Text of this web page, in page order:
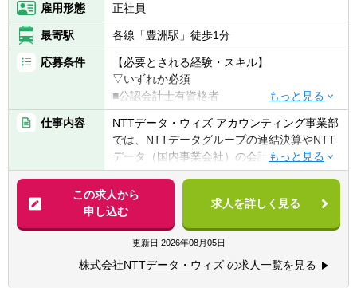
2018年度からIFRSを導入しています。NTT
データグループは上場廃止となったものの、
NTTグループにおけるその経営上の位置づ
け、業績開示の重要性は増加しており、特に
決算業務においては、専門的な知見を十分に
活かせる環境があります。
【組織】
アカウンティング事業部 第三サービス部
決算担当 約50名
アカウンティング事業部 第四サービス部
会計制度担当 約15名
※アカウンティング事業部全体所属員数 約
180名
※事業部全体で公認会計士有資格者が4名（米
国公認会計士資格1名）です
雇用形態 正社員
最寄駅 各線「豊洲駅」徒歩1分
応募条件
【必要とされる経験・スキル】
▽いずれか必須
■公認会計士有資格者
■USCPA（米国公認会計士）有資格者
■税理士有資格者
【求められる人物像】
■メンバーの育成・指導など、マネジメント
業務の経験
【キャリアパス】
■ご入社後は、5-8名前後の担当リーダーから
スタートし、企業風土への慣れと業務習熟に
仕事内容
NTTデータ・ウィズ アカウンティング事業部
では、NTTデータグループの連結決算やNTT
データ（国内事業会社）の会計制度業務とい
った、高度な専門性を必要とする財務経理業
務もアウトソーシング先として請け負ってお
ります。今後もより一層の成長を続けるNTT
データグループの大規模な財務経理業務に対
し、専門的な知見をもとに、主体的に幅広く
活躍してくださる仲間を募集いたします。
この求人から
申し込む
求人を詳しく見る
更新日 2026年08月05日
株式会社NTTデータ・ウィズ の求人一覧を見る